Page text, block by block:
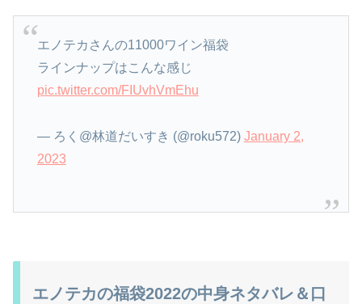
エノテカさんの11000ワイン福袋
ラインナップはこんな感じ
pic.twitter.com/FIUvhVmEhu
— ろく@林道だいすき (@roku572) January 2,
2023
エノテカの福袋2022の中身ネタバレ＆口